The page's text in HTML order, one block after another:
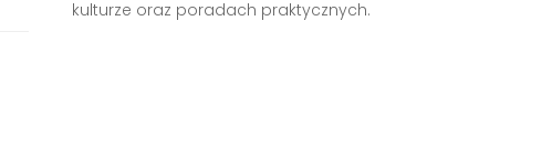
kulturze oraz poradach praktycznych.